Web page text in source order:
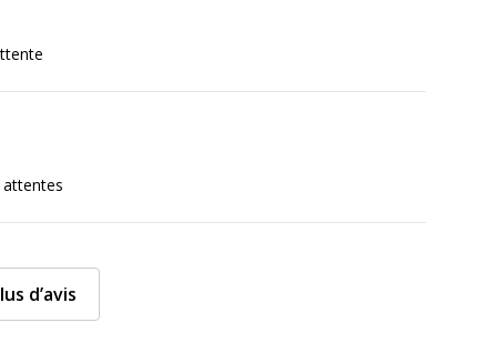
d’avis